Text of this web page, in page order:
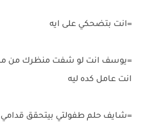
=انت بتضحكي على ايه
=يوسف انت لو شفت منظرك من
انت عامل كده ليه
=شايف حلم طفولتي بيتحقق